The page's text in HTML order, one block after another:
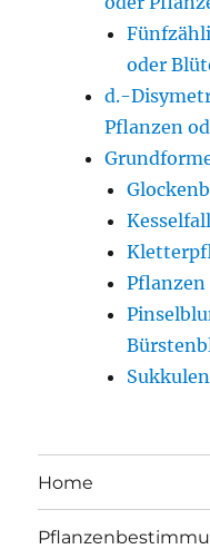
oder
d.-
Pflanzen
Home